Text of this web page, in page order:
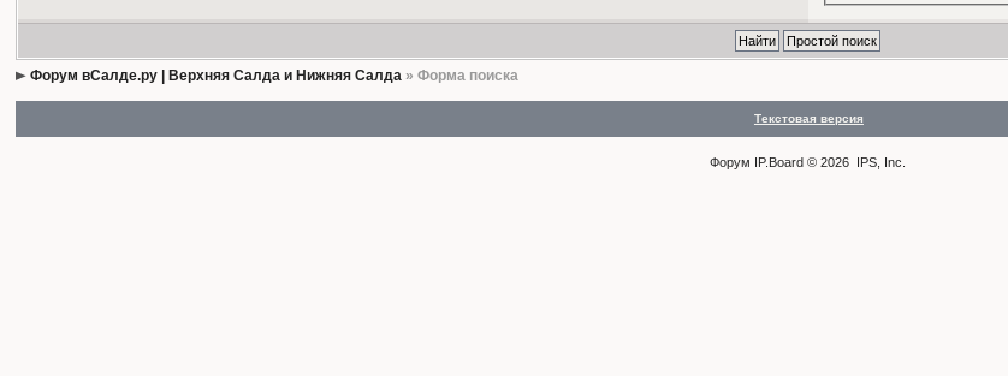
Форум вСалде.ру | Верхняя Салда и Нижняя Салда » Форма поиска
Текстовая версия
Форум IP.Board © 2026 IPS, Inc